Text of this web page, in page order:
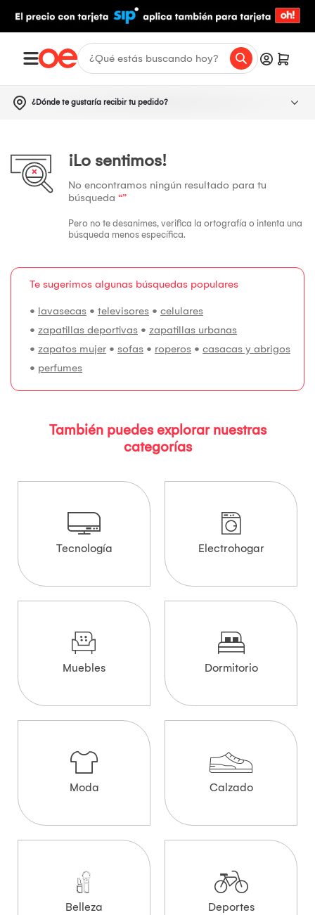
¿Dónde te gustaría recibir tu pedido?
¡Lo sentimos!
No encontramos ningún resultado para tu
búsqueda “”
Pero no te desanimes, verifica la ortografía o intenta una
búsqueda menos específica.
Te sugerimos algunas búsquedas populares
• lavasecas • televisores • celulares
• zapatillas deportivas • zapatillas urbanas
• zapatos mujer • sofas • roperos • casacas y abrigos
• perfumes
También puedes explorar nuestras
categorías
Tecnología Electrohogar
Muebles Dormitorio
Moda Calzado
Belleza Deportes